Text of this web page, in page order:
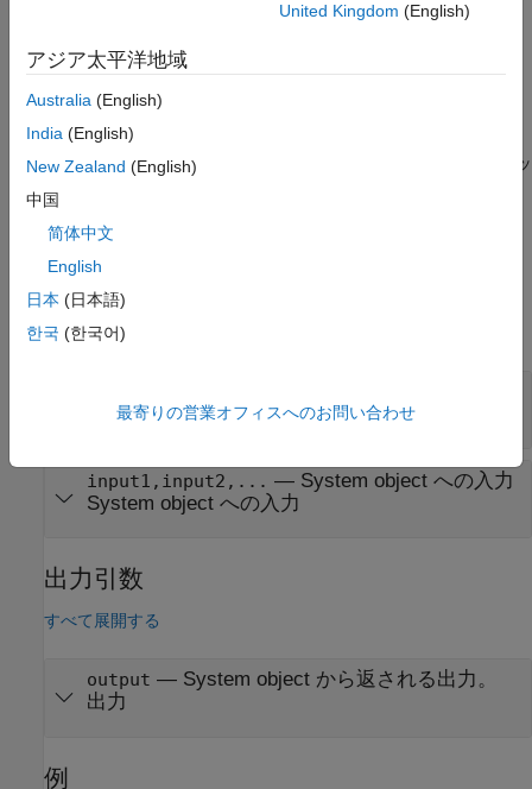
このメソッドでは
入力引数の数および出力引数の数は、それぞれ
getNumInputsImpl
メソッ
release
入力引数
すべて展開する
System object
input1,input2,... — System object への入力
System object への入力
出力引数
すべて展開する
output — System object から返される出力。
出力
例
United Kingdom (English)
アジア太平洋地域
Australia (English)
India (English)
New Zealand (English)
中国
简体中文
English
日本 (日本語)
한국 (한국어)
最寄りの営業オフィスへのお問い合わせ